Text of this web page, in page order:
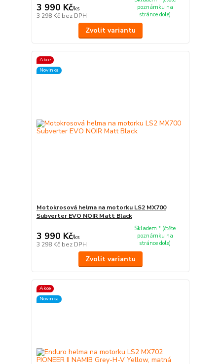
3 990 Kč/ks
3 298 Kč bez DPH
poznámku na
stránce dole)
Zvolit variantu
Akce
Novinka
Motokrosová helma na motorku LS2 MX700
Subverter EVO NOIR Matt Black
3 990 Kč/ks
3 298 Kč bez DPH
Skladem * (čtěte
poznámku na
stránce dole)
Zvolit variantu
Akce
Novinka